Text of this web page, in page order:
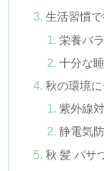
生活習慣
栄養バ
十分な
秋の環境
紫外線
静電気
秋 髪 パサ